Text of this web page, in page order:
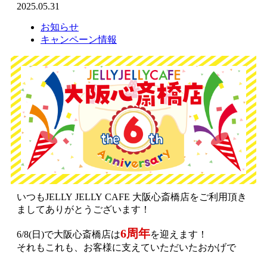
2025.05.31
お知らせ
キャンペーン情報
いつもJELLY JELLY CAFE 大阪心斎橋店をご利用頂き
ましてありがとうございます！
6/8(日)で大阪心斎橋店は6周年を迎えます！
それもこれも、お客様に支えていただいたおかげで